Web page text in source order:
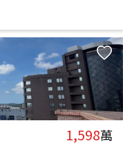
1,598萬